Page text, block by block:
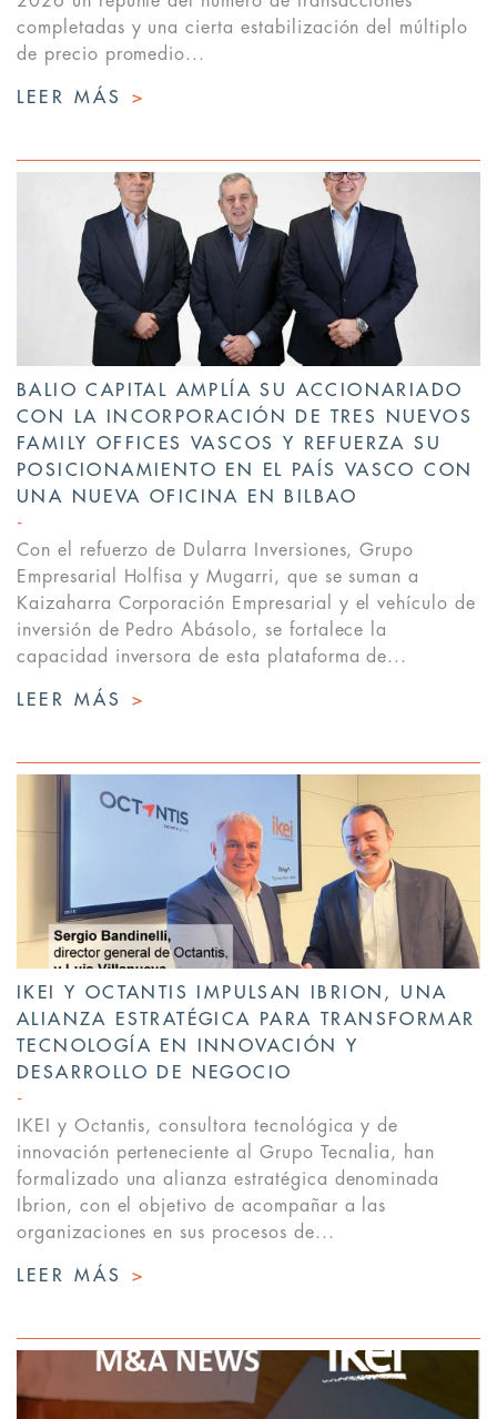
completadas y una cierta estabilización del múltiplo
de precio promedio...
LEER MÁS >
BALIO CAPITAL AMPLÍA SU ACCIONARIADO
CON LA INCORPORACIÓN DE TRES NUEVOS
FAMILY OFFICES VASCOS Y REFUERZA SU
POSICIONAMIENTO EN EL PAÍS VASCO CON
UNA NUEVA OFICINA EN BILBAO
Con el refuerzo de Dularra Inversiones, Grupo
Empresarial Holfisa y Mugarri, que se suman a
Kaizaharra Corporación Empresarial y el vehículo de
inversión de Pedro Abásolo, se fortalece la
capacidad inversora de esta plataforma de...
LEER MÁS >
IKEI Y OCTANTIS IMPULSAN IBRION, UNA
ALIANZA ESTRATÉGICA PARA TRANSFORMAR
TECNOLOGÍA EN INNOVACIÓN Y
DESARROLLO DE NEGOCIO
IKEI y Octantis, consultora tecnológica y de
innovación perteneciente al Grupo Tecnalia, han
formalizado una alianza estratégica denominada
Ibrion, con el objetivo de acompañar a las
organizaciones en sus procesos de...
LEER MÁS >